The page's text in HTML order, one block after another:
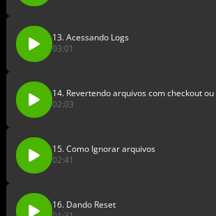
13. Acessando Logs
03:01
14. Revertendo arquivos com checkout
02:03
15. Como Ignorar arquivos
02:41
16. Dando Reset